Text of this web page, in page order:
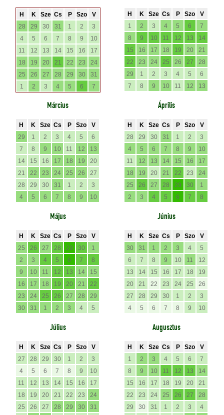
H K Sze Cs P Szo
V
28
29 30 31 1 2
3
4
5 6 7 8 9
10
11
12 13 14 15 16
17
18
19 20 21 22 23
24
25
26 27 28 29 30
31
1
2 3 4 5 6 7
H K Sze Cs P Szo
V
1
2 3 4 5 6
7
8
9 10 11 12 13
14
15
16 17 18 19 20
21
22
23 24 25 26 27
28
29
1 2 3 4 5
6
7
8 9 10 11 12 13
Március
H K Sze Cs P Szo
V
29
1 2 3 4 5
6
7
8 9 10 11 12
13
14
15 16 17 18 19
20
21
22 23 24 25 26
27
28
29 30 31 1 2
3
4
5 6 7 8 9 10
Április
H K Sze Cs P Szo
V
28
29 30 31 1 2
3
4
5 6 7 8 9
10
11
12 13 14 15 16
17
18
19 20 21 22 23
24
25
26 27 28 29 30
1
2
3 4 5 6 7 8
Május
H K Sze Cs P Szo
V
25
26 27 28 29 30
1
2
3 4 5 6 7
8
9
10 11 12 13 14
15
16
17 18 19 20 21
22
23
24 25 26 27 28
29
30
31 1 2 3 4 5
Június
H K Sze Cs P Szo
V
30
31 1 2 3 4
5
6
7 8 9 10 11
12
13
14 15 16 17 18
19
20
21 22 23 24 25
26
27
28 29 30 1 2
3
4
5 6 7 8 9 10
Július
H K Sze Cs P Szo
V
27
28 29 30 1 2
3
4
5 6 7 8 9
10
11
12 13 14 15 16
17
18
19 20 21 22 23
24
25
26 27 28 29 30
31
Augusztus
H K Sze Cs P Szo
V
1
2 3 4 5 6
7
8
9 10 11 12 13
14
15
16 17 18 19 20
21
22
23 24 25 26 27
28
29
30 31 1 2 3
4